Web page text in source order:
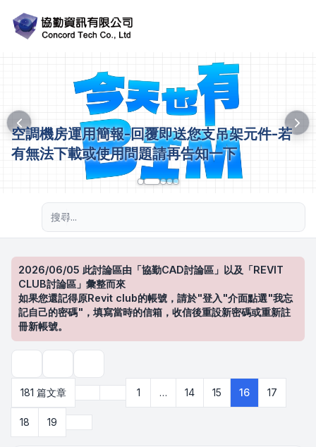
空調機房運用簡報-回覆即送您支吊架元件-若
有無法下載或使用問題請再告知一下
2026/06/05 此討論區由「協勤CAD討論區」以及「REVIT
CLUB討論區」彙整而來
如果您還記得原Revit club的帳號，請於"登入"介面點選"我忘
記自己的密碼"，填寫當時的信箱，收信後重設新密碼或重新註
冊新帳號。
181 篇文章
第16頁 (共19 頁)
上一頁1 … 14 15 16 17
18 19